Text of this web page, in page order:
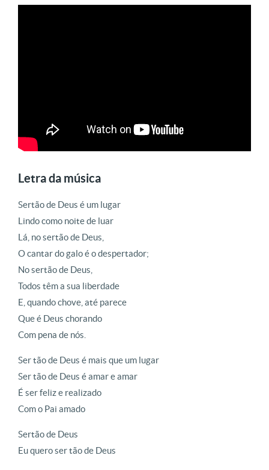
Letra da música
Sertão de Deus é um lugar
Lindo como noite de luar
Lá, no sertão de Deus,
O cantar do galo é o despertador;
No sertão de Deus,
Todos têm a sua liberdade
E, quando chove, até parece
Que é Deus chorando
Com pena de nós.
Ser tão de Deus é mais que um lugar
Ser tão de Deus é amar e amar
É ser feliz e realizado
Com o Pai amado
Sertão de Deus
Eu quero ser tão de Deus